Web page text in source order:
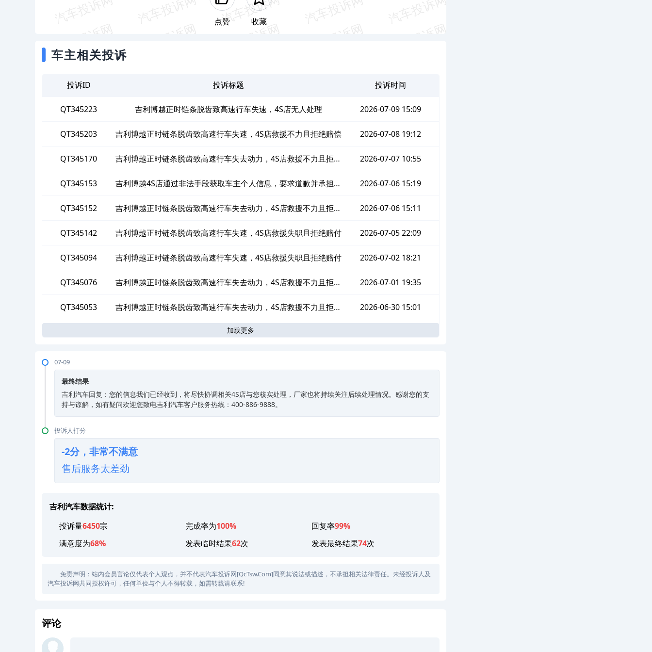
点赞 收藏
车主相关投诉
投诉ID 投诉标题 投诉时间
QT345223 吉利博越正时链条脱齿致高速行车失速，4S店无人处理 2026-07-09 15:09
QT345203 吉利博越正时链条脱齿致高速行车失速，4S店救援不力且拒绝赔偿 2026-07-08 19:12
QT345170 吉利博越正时链条脱齿致高速行车失去动力，4S店救援不力且拒绝
赔偿
2026-07-07 10:55
QT345153 吉利博越4S店通过非法手段获取车主个人信息，要求道歉并承担相
关责任
2026-07-06 15:19
QT345152 吉利博越正时链条脱齿致高速行车失去动力，4S店救援不力且拒绝
赔偿
2026-07-06 15:11
QT345142 吉利博越正时链条脱齿致高速行车失速，4S店救援失职且拒绝赔付 2026-07-05 22:09
QT345094 吉利博越正时链条脱齿致高速行车失速，4S店救援失职且拒绝赔付 2026-07-02 18:21
QT345076 吉利博越正时链条脱齿致高速行车失去动力，4S店救援不力且拒绝
赔偿
2026-07-01 19:35
QT345053 吉利博越正时链条脱齿致高速行车失去动力，4S店救援不力且拒绝
赔偿
2026-06-30 15:01
加载更多
07-09
最终结果
吉利汽车回复：您的信息我们已经收到，将尽快协调相关4S店与您核实处理，厂家也将持续关注后续处理情况。感谢您的支
持与谅解，如有疑问欢迎您致电吉利汽车客户服务热线：400-886-9888。
投诉人打分
-2分，非常不满意
售后服务太差劲
吉利汽车数据统计:
投诉量6450宗 完成率为100% 回复率99%
满意度为68% 发表临时结果62次 发表最终结果74次
免责声明：站内会员言论仅代表个人观点，并不代表汽车投诉网[QcTsw.Com]同意其说法或描述，不承担相关法律责任。未经投诉人及
汽车投诉网共同授权许可，任何单位与个人不得转载，如需转载请联系!
评论